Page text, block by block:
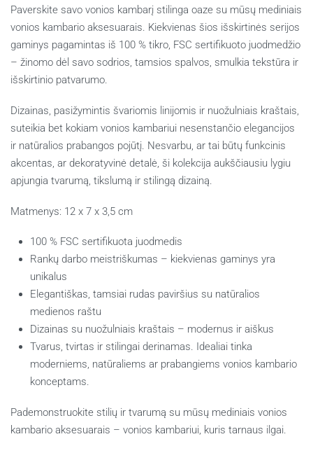
Paverskite savo vonios kambarį stilinga oaze su mūsų mediniais
vonios kambario aksesuarais. Kiekvienas šios išskirtinės serijos
gaminys pagamintas iš 100 % tikro, FSC sertifikuoto juodmedžio
– žinomo dėl savo sodrios, tamsios spalvos, smulkia tekstūra ir
išskirtinio patvarumo.
Dizainas, pasižymintis švariomis linijomis ir nuožulniais kraštais,
suteikia bet kokiam vonios kambariui nesenstančio elegancijos
ir natūralios prabangos pojūtį. Nesvarbu, ar tai būtų funkcinis
akcentas, ar dekoratyvinė detalė, ši kolekcija aukščiausiu lygiu
apjungia tvarumą, tikslumą ir stilingą dizainą.
Matmenys: 12 x 7 x 3,5 cm
100 % FSC sertifikuota juodmedis
Rankų darbo meistriškumas – kiekvienas gaminys yra
unikalus
Elegantiškas, tamsiai rudas paviršius su natūralios
medienos raštu
Dizainas su nuožulniais kraštais – modernus ir aiškus
Tvarus, tvirtas ir stilingai derinamas. Idealiai tinka
moderniems, natūraliems ar prabangiems vonios kambario
konceptams.
Pademonstruokite stilių ir tvarumą su mūsų mediniais vonios
kambario aksesuarais – vonios kambariui, kuris tarnaus ilgai.